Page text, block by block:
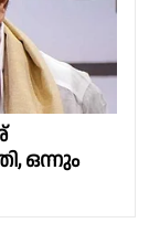
ഒന്നും